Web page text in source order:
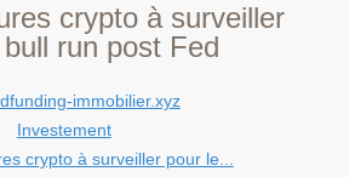
crypto à surveiller
run post Fed
immobilier.xyz
Investement
crypto à surveiller pour le...